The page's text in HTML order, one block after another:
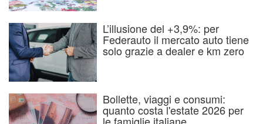
L’illusione del +3,9%: per
Federauto il mercato auto tiene
solo grazie a dealer e km zero
Bollette, viaggi e consumi:
quanto costa l'estate 2026 per